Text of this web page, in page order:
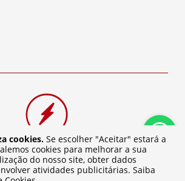
cookies. Se escolher "Aceitar" estará a
cookies para melhorar a sua
do nosso site, obter dados
atividades publicitárias. Saiba